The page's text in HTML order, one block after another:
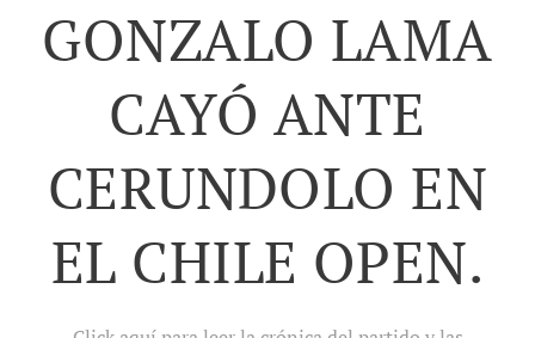
GONZALO LAMA
CAYÓ ANTE
CERUNDOLO EN
EL CHILE OPEN.